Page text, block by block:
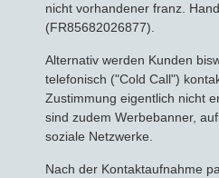
nicht vorhandener franz.
(FR85682026877).
Alternativ werden Kunden
telefonisch ("Cold Call")
Zustimmung eigentlich nicht
sind zudem Werbebanner,
soziale Netzwerke.
Nach der Kontaktaufnahme